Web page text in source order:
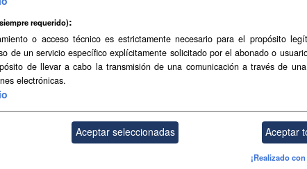
HTML
urbanístico de Adeje
urbanístico sistematizado del municipio de Adeje . Esta
contado con la financiación del...
HTML FIP
requerido)
o acceso técnico es estrictamente necesario para el propósito
de un servicio específico explícitamente solicitado por el abonado o
de llevar a cabo la transmisión de una comunicación a través de
electrónicas.
Aceptar seleccionadas Aceptar
¡Realizado